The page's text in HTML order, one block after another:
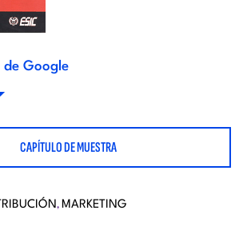
Google
CAPÍTULO DE MUESTRA
, MARKETING